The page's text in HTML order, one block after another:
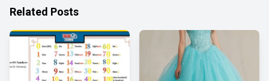
Related Posts